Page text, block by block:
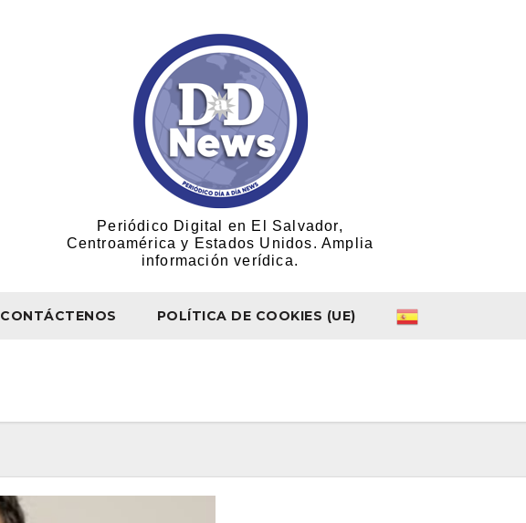
Periódico Digital en El Salvador,
Centroamérica y Estados Unidos. Amplia
información verídica.
CONTÁCTENOS POLÍTICA DE COOKIES (UE)